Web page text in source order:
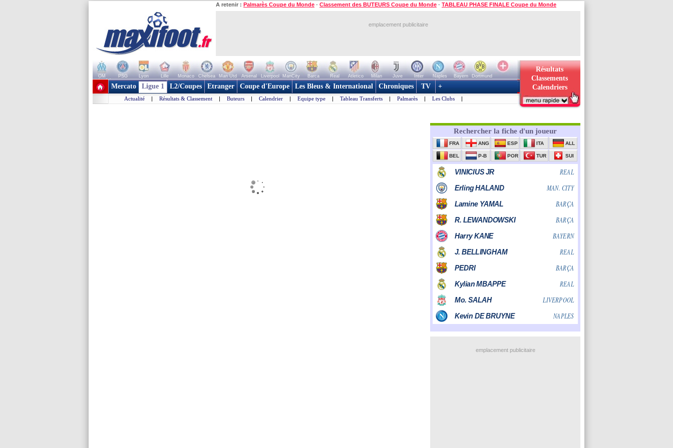
A retenir : Palmarès Coupe du Monde - Classement des BUTEURS Coupe du Monde - TABLEAU PHASE FINALE Coupe du Monde
emplacement publicitaire
OM PSG Lyon Lille Monaco Chelsea Man Utd Arsenal Liverpool ManCity Barca Real Atletico Milan Juve Inter Naples Bayern
Dortmund
+ de clubs
Résultats
Classements
Calendriers
Mercato Ligue 1 L2/Coupes Etranger Coupe d'Europe Les Bleus & International Chroniques TV +
Actualité | Résultats & Classement | Buteurs | Calendrier | Equipe type | Tableau Transferts | Palmarès | Les Clubs |
emplacement publicitaire